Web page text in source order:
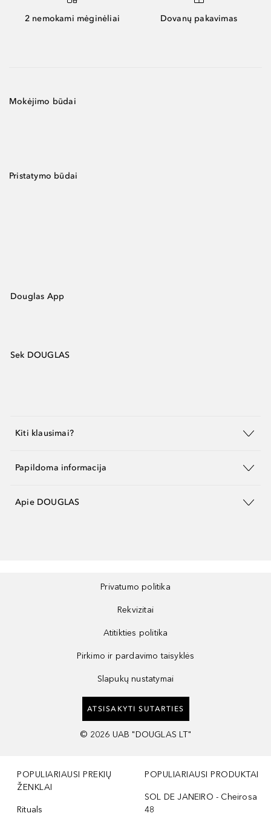
2 nemokami mėginėliai Dovanų pakavimas
Mokėjimo būdai
Pristatymo būdai
Douglas App
Sek DOUGLAS
Kiti klausimai?
Papildoma informacija
Apie DOUGLAS
Privatumo politika
Rekvizitai
Atitikties politika
Pirkimo ir pardavimo taisyklės
Slapukų nustatymai
ATSISAKYTI SUTARTIES
© 2026 UAB "DOUGLAS LT"
POPULIARIAUSI PREKIŲ
ŽENKLAI
Rituals
POPULIARIAUSI PRODUKTAI
SOL DE JANEIRO - Cheirosa
48